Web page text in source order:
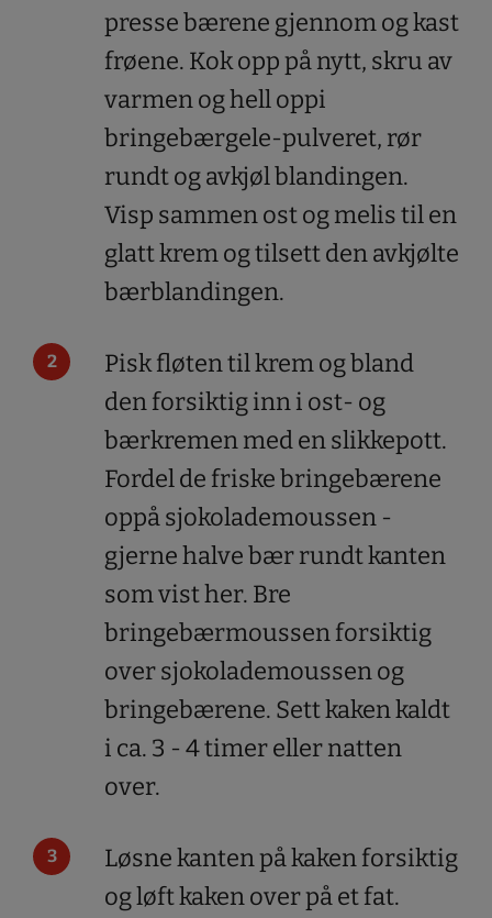
presse bærene gjennom og kast
frøene. Kok opp på nytt, skru av
varmen og hell oppi
bringebærgele-pulveret, rør
rundt og avkjøl blandingen.
Visp sammen ost og melis til en
glatt krem og tilsett den avkjølte
bærblandingen.
Pisk fløten til krem og bland
den forsiktig inn i ost- og
bærkremen med en slikkepott.
Fordel de friske bringebærene
oppå sjokolademoussen -
gjerne halve bær rundt kanten
som vist her. Bre
bringebærmoussen forsiktig
over sjokolademoussen og
bringebærene. Sett kaken kaldt
i ca. 3 - 4 timer eller natten
over.
Løsne kanten på kaken forsiktig
og løft kaken over på et fat.